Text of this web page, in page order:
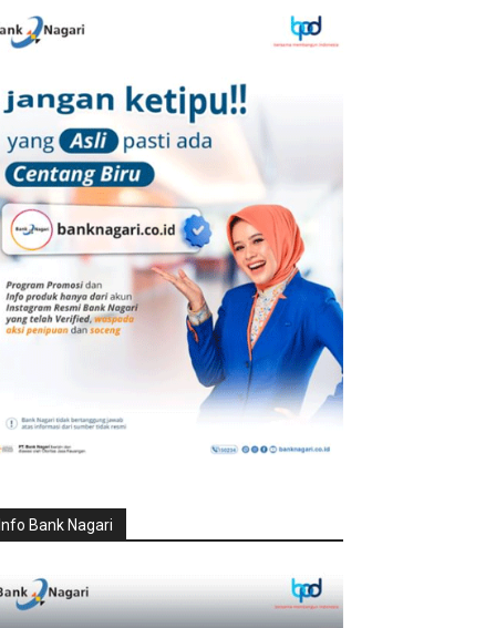
Info Bank Nagari